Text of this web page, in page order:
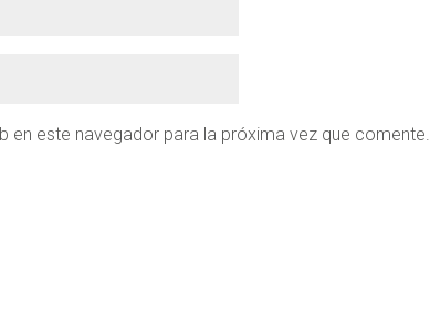
en este navegador para la próxima vez que comente.